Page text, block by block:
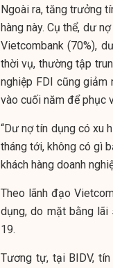
Ngoài ra, tăng trưởng
hàng này. Cụ thể, dư
Vietcombank (70%),
thời vụ, thường tập
nghiệp FDI cũng giảm
vào cuối năm để phục
“Dư nợ tín dụng có xu
tháng tới, không có gì
khách hàng doanh
Theo lãnh đạo
dụng, do mặt bằng
19.
Tương tự, tại BIDV,